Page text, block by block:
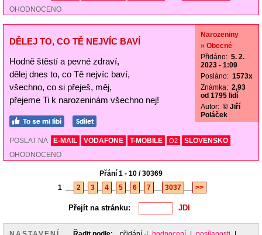
OHODNOCENO
DĚLEJ TO, CO TĚ NEJVÍC BAVÍ
Hodně štěstí a pevné zdraví,
dělej dnes to, co Tě nejvíc baví,
všechno, co si přeješ, měj,
přejeme Ti k narozeninám všechno nej!
Narozeniny
» Obecné
Přidáno: 5. 2.
2023 - 1:09
Posláno: 1573x
Známka: 2,93
od 1795 lidí
Autor: © Jiří
Poláček
POSLAT NA E-MAIL VODAFONE T-MOBILE O2
SLOVENSKO
OHODNOCENO
Přání 1 - 10 / 30369
1
2 3 4 5 6 7 3037 >>
Přejít na stránku: